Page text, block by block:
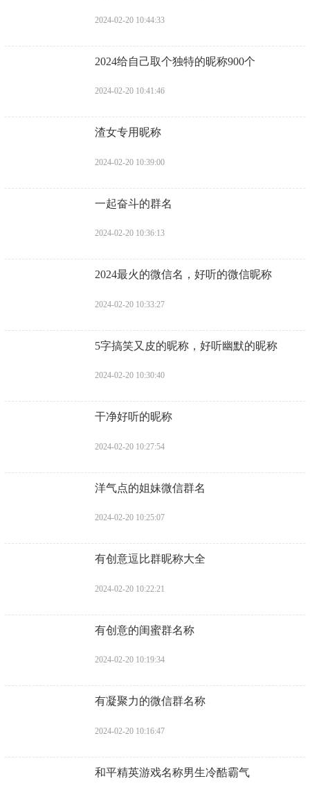
2024-02-20 10:44:33
​2024给自己取个独特的昵称900个
2024-02-20 10:41:46
​渣女专用昵称
2024-02-20 10:39:00
​一起奋斗的群名
2024-02-20 10:36:13
​2024最火的微信名，好听的微信昵称
2024-02-20 10:33:27
​5字搞笑又皮的昵称，好听幽默的昵称
2024-02-20 10:30:40
​干净好听的昵称
2024-02-20 10:27:54
​洋气点的姐妹微信群名
2024-02-20 10:25:07
​有创意逗比群昵称大全
2024-02-20 10:22:21
​有创意的闺蜜群名称
2024-02-20 10:19:34
​有凝聚力的微信群名称
2024-02-20 10:16:47
​和平精英游戏名称男生冷酷霸气